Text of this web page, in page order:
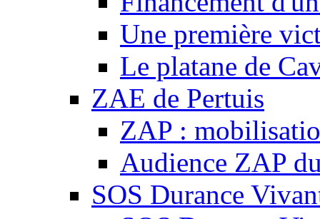
Une première
Le platane de
ZAE de Pertuis
ZAP :
Audience ZAP
SOS Durance